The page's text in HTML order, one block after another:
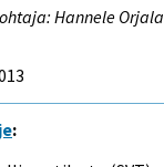
Hannele Orjala
: